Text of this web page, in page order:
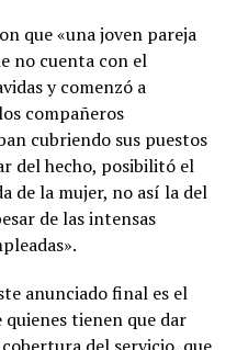
que «una joven pareja
no cuenta con el
y comenzó a
compañeros
cubriendo sus puestos
del hecho, posibilitó el
de la mujer, no así la del
de las intensas
anunciado final es el
tienen que dar